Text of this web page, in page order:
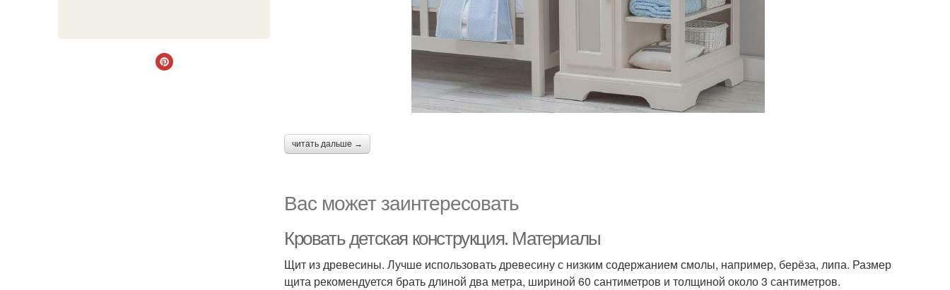
читать дальше →
Вас может заинтересовать
Кровать детская конструкция. Материалы
Щит из древесины. Лучше использовать древесину с низким содержанием смолы, например, берёза, липа. Размер
щита рекомендуется брать длиной два метра, шириной 60 сантиметров и толщиной около 3 сантиметров.